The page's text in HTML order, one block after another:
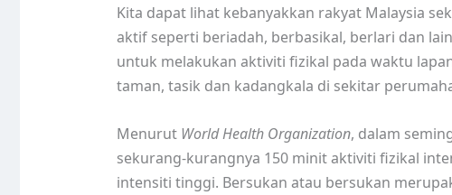
Kita dapat lihat kebanyakkan rakyat Malaysia
aktif seperti beriadah, berbasikal, berlari dan
untuk melakukan aktiviti fizikal pada waktu
taman, tasik dan kadangkala di sekitar
Menurut World Health Organization, dalam
sekurang-kurangnya 150 minit aktiviti fizikal
intensiti tinggi. Bersukan atau bersukan